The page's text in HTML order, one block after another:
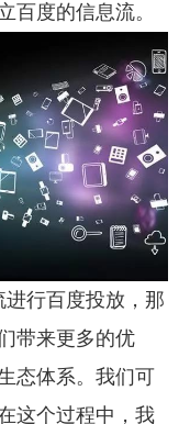
百度的信息流。
行百度投放，那
带来更多的优
态体系。我们可
这个过程中，我